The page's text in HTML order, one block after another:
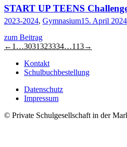
START UP TEENS
2023-2024, Gymnasium15. April 2024
zum Beitrag
← 1 …3031323334…113→
Kontakt
Schulbuchbestellung
Datenschutz
Impressum
© Private Schulgesellschaft in der